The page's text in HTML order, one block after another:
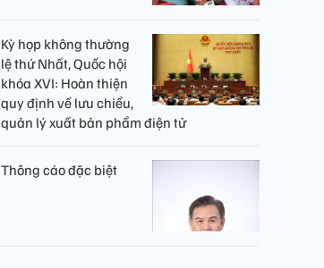
Kỳ họp không thường
lệ thứ Nhất, Quốc hội
khóa XVI: Hoàn thiện
quy định về lưu chiểu,
quản lý xuất bản phẩm điện tử
Thông cáo đặc biệt